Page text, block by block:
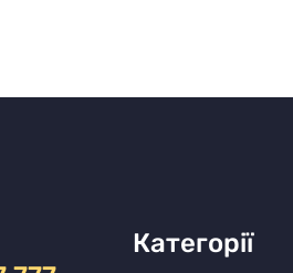
Категорії